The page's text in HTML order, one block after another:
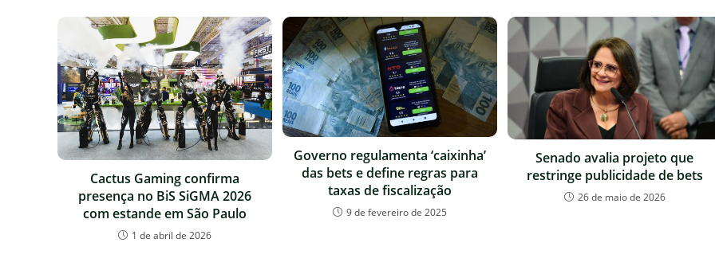
Cactus Gaming confirma
presença no BiS SiGMA 2026
com estande em São Paulo
1 de abril de 2026
Governo regulamenta ‘caixinha’
das bets e define regras para
taxas de fiscalização
9 de fevereiro de 2025
Senado avalia projeto que
restringe publicidade de bets
26 de maio de 2026